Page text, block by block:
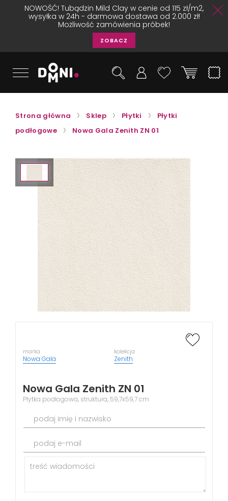
NOWOŚĆ! Tubądzin Mild Clay w cenie od 115 zł/m2,
wysyłka w 24h - darmowa dostawa od 2.000 zł!
Możliwość zamówienia próbek!
ZOBACZ
Strona główna Sklep Płytki
Płytki
podłogowe
Nowa Gala Zenith ZN 01
marka
Nowa Gala
kolekcja
Zenith
Nowa Gala Zenith ZN 01
Płytka podłogowa, struktura, 59,7x59,7 cm
podaj imię i nazwisko
podaj e-mail